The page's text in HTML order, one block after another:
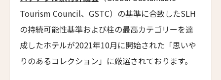
アゼライ・ラ・レジデンス・フエ
Azerai La Residence
サンタ・ボカ
Santa Boka
Tourism Council、GSTC）の基準に合致したSLH
の持続可能性基準および柱の最高カテゴリーを達
成したホテルが2021年10月に開始された「思いや
りのあるコレクション」に厳選されております。